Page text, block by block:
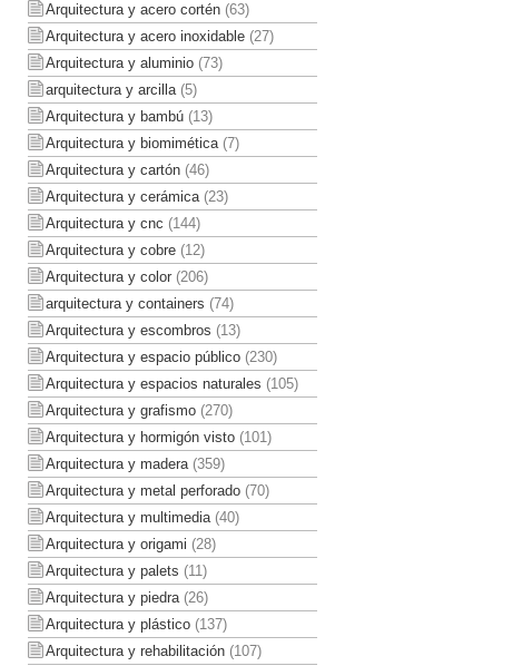
Arquitectura y acero cortén(63)
Arquitectura y acero inoxidable(27)
Arquitectura y aluminio(73)
arquitectura y arcilla(5)
Arquitectura y bambú(13)
Arquitectura y biomimética(7)
Arquitectura y cartón(46)
Arquitectura y cerámica(23)
Arquitectura y cnc (144)
Arquitectura y cobre(12)
Arquitectura y color(206)
arquitectura y containers (74)
Arquitectura y escombros (13)
Arquitectura y espacio público(230)
Arquitectura y espacios naturales (105)
Arquitectura y grafismo(270)
Arquitectura y hormigón visto(101)
Arquitectura y madera(359)
Arquitectura y metal perforado(70)
Arquitectura y multimedia(40)
Arquitectura y origami (28)
Arquitectura y palets (11)
Arquitectura y piedra(26)
Arquitectura y plástico(137)
Arquitectura y rehabilitación(107)